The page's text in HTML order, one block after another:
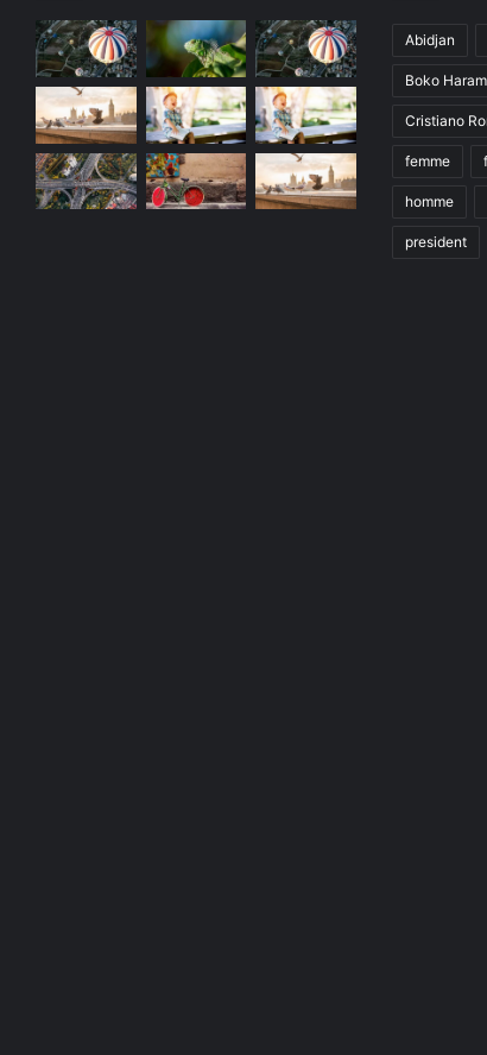
Abidjan
Boko Haram
Cristiano
femme
homme
president